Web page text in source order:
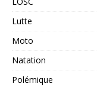
Lutte
Moto
Natation
Polémique